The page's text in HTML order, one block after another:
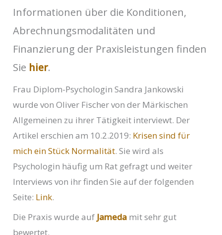
Informationen über die Konditionen,
Abrechnungsmodalitäten und
Finanzierung der Praxisleistungen finden
Sie hier.
Frau Diplom-Psychologin Sandra Jankowski
wurde von Oliver Fischer von der Märkischen
Allgemeinen zu ihrer Tätigkeit interviewt. Der
Artikel erschien am 10.2.2019: Krisen sind für
mich ein Stück Normalität. Sie wird als
Psychologin häufig um Rat gefragt und weiter
Interviews von ihr finden Sie auf der folgenden
Seite: Link.
Die Praxis wurde auf Jameda mit sehr gut
bewertet.